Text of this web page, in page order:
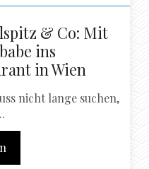
& Co: Mit
ins
in Wien
nicht lange suchen,